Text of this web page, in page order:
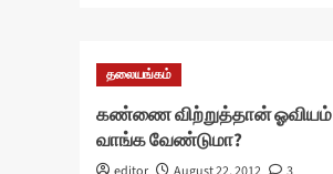
தலையங்கம்
கண்ணை விற்றுத்தான் ஓவியம்
வாங்க வேண்டுமா?